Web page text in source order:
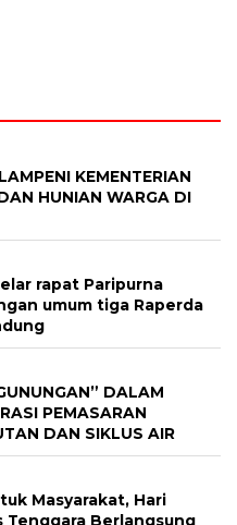
KEMENTERIAN
HUNIAN WARGA DI
rapat Paripurna
umum tiga Raperda
DALAM
PEMASARAN
DAN SIKLUS AIR
Masyarakat, Hari
Tenggara Berlangsung